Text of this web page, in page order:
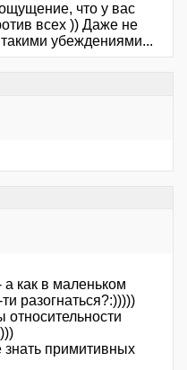
что у вас
всех )) Даже не
такими убеждениями...
как в маленьком
разогнаться?:)))))
примитивных